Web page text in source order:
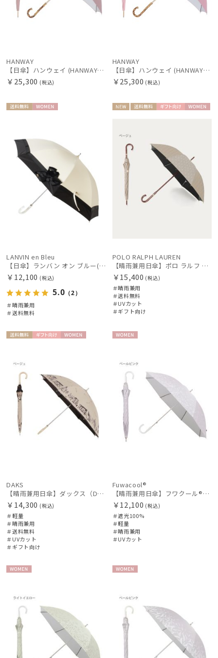
メンズ
カテゴリー
傘機能
マフラー・ストール・スカーフ
帽子
その他
カラー
価格・割引率
売上点数順
HANWAY
【日傘】ハンウェイ (HANWAY) Pシエスタ 白ラミネート ナチュラルカラー 長傘 オールウェザー 遮光 竹手元 晴雨兼用 UV 日本製
￥25,300 (税込)
HANWAY
【日傘】ハンウェイ (HANWAY) Pシエスタ 白ラミネート ナチュラルカラー 長傘 オールウェザー 遮光 竹手元 晴雨兼用 UV 日本製
￥25,300 (税込)
LANVIN en Bleu
【日傘】ランバン オン ブルー(LANVIN en Bleu) ビジューリボン 晴雨兼用日傘 遮光 遮熱 UV
￥12,100 (税込)
5.0 （2）
＃晴雨兼用
＃送料無料
POLO RALPH LAUREN
【晴雨兼用日傘】ポロ ラルフ ローレン (POLO RALPH LAUREN) POLOPONYジャガード 遮光 遮熱 UV
￥15,400 (税込)
＃晴雨兼用
＃送料無料
＃UVカット
＃ギフト向け
DAKS
【晴雨兼用日傘】ダックス（DAKS）街並み 遮光99.99％ UV99％ 軽量
￥14,300 (税込)
＃軽量
＃晴雨兼用
＃送料無料
＃UVカット
＃ギフト向け
Fuwacool®
【晴雨兼用日傘】フワクール®ホワイト（Fuwacool® White）ボタニカルグリッター 遮光100 UV100
￥12,100 (税込)
＃遮光100%
＃軽量
＃晴雨兼用
＃UVカット